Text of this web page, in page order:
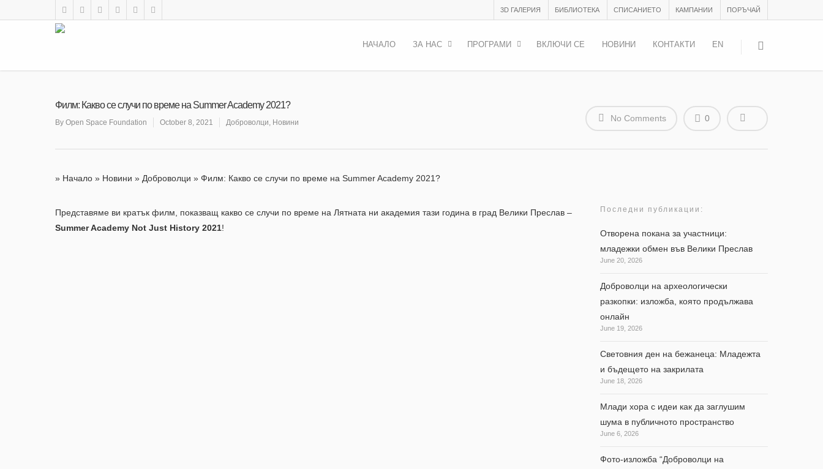
3D ГАЛЕРИЯ БИБЛИОТЕКА СПИСАНИЕТО КАМПАНИИ ПОРЪЧАЙ
НАЧАЛО ЗА НАС ПРОГРАМИ ВКЛЮЧИ СЕ НОВИНИ КОНТАКТИ EN
Филм: Какво се случи по време на Summer Academy 2021?
By Open Space Foundation October 8, 2021 Доброволци, Новини No Comments 0
» Начало » Новини » Доброволци » Филм: Какво се случи по време на Summer Academy 2021?
Представяме ви кратък филм, показващ какво се случи по време на Лятната ни академия тази година в град Велики Преслав –
Summer Academy Not Just History 2021!
Последни публикации:
Отворена покана за участници:
младежки обмен във Велики Преслав
June 20, 2026
Доброволци на археологически
разкопки: изложба, която продължава
онлайн
June 19, 2026
Световния ден на бежанеца: Младежта
и бъдещето на закрилата
June 18, 2026
Млади хора с идеи как да заглушим
шума в публичното пространство
June 6, 2026
Фото-изложба “Доброволци на